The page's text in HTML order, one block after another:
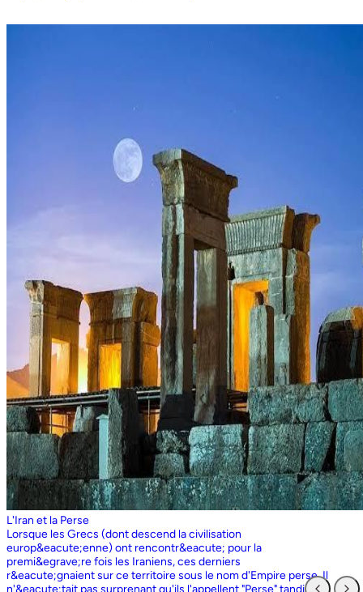
L'Iran et la Perse
Lorsque les Grecs (dont descend la civilisation europ&eacute;enne) ont rencontr&eacute; pour la premi&egrave;re fois les Iraniens, ces derniers r&eacute;gnaient sur ce territoire sous le nom d'Empire perse. Il n'&eacute;tait pas surprenant qu'ils l'appellent "Perse" tandis que les Perses, qui sont entr&eacute;s en contact pour la premi&egrave;re fois avec les Grecs ioniens, appelaient l'ensemble du territoire grec "Ionie". Aujourd'hui encore, les Iraniens utilisent le nom d'Ionie pour d&eacute;signer la Gr&egrave;ce (Yunan). La Perse ne faisait partie de l'Iran que dans la mesure o&ugrave; les Perses constituaient une partie du peuple iranien. Pourtant, elle avait parfois un sens encore plus large que l'Iran, car ce que l'on appelait historiquement la Perse ou l'empire perse comprenait non seulement un territoire beaucoup plus vaste que l'Iran actuel, mais aussi des pays et des peuples non iraniens comme l'&Eacute;gypte. "Perse" est rest&eacute; le terme europ&eacute;en pour l'Iran jusqu'en 1935, date &agrave; laquelle le gouvernement iranien a insist&eacute; pour que tous les pays appellent officiellement le pays par ce dernier nom. Mais le terme "Perse" a surv&eacute;cu et, encore aujourd'hui, pour de nombreux Occidentaux, la "Perse" a une connotation historique et culturelle beaucoup plus large que celle v&eacute;hicul&eacute;e par le terme "Iran", qu'ils confondaient parfois avec l'Irak. Beaucoup ne savent plus que l'Iran et la Perse sont la m&ecirc;me chose, pensant que l'Iran est aussi un pays arabe ! L'Iran actuel fait partie du plateau iranien, beaucoup plus vaste, dont l'ensemble a parfois fait partie de l'empire perse. Le pays est vaste, plus grand que le Royaume-Uni, la France, l'Espagne et l'Allemagne r&eacute;unis. Il est accident&eacute; et aride et, &agrave; l'exception de deux r&eacute;gions de plaine, il est constitu&eacute; de montagnes et de d&eacute;serts. Il y a deux grandes rang&eacute;es de montagnes, l'Alborz au nord, qui s'&eacute;tend du Caucase au nord-ouest jusqu'au Khorasan &agrave; l'est, et le Zagros, qui s'&eacute;tend de l'ouest au sud-est. Les grands d&eacute;serts, Dasht-e-Kavir et Dasht-e-Lut, tous deux situ&eacute;s &agrave; l'est, sont pratiquement inhabitables. Les deux r&eacute;gions de plaine sont le littoral de la mer Caspienne, qui se trouve au-dessous du niveau de la mer, a un climat subtropical et est couvert de for&ecirc;ts tropicales, et la plaine du Khuzestan au sud-ouest, qui est une continuation des terres fertiles de la M&eacute;sopotamie et est arros&eacute;e par le seul grand fleuve d'Iran, le Karun. Ainsi, la terre est abondante mais l'eau est rare, contrairement &agrave; un pays comme la Hollande o&ugrave; la terre est rare mais l'eau abondante. La raret&eacute; de l'eau a jou&eacute; un r&ocirc;le majeur non seulement en influen&ccedil;ant la nature et les syst&egrave;mes de l'agriculture iranienne, mais aussi un certain nombre de facteurs sociologiques cl&eacute;s, y compris la cause et la nature des &Eacute;tats iraniens. L'&eacute;tendue des montagnes et du d&eacute;sert a naturellement divis&eacute; la population iranienne en groupes relativement isol&eacute;s. Mais l'aridit&eacute; a jou&eacute; un r&ocirc;le encore plus important &agrave; cet &eacute;gard, et ce au niveau des plus petites unit&eacute;s sociales. Dans la majeure partie du pays, l'agriculture et l'&eacute;levage du b&eacute;tail n'&eacute;taient possibles que l&agrave; o&ugrave; l'eau de pluie naturelle, un petit ruisseau, un canal d'eau souterrain, appel&eacute; Qanat, ou une combinaison de ces &eacute;l&eacute;ments fournissait l'approvisionnement minimal n&eacute;cessaire en eau. Le Qanat ou Kariz est un d&eacute;veloppement ing&eacute;nieux des temps anciens, qui remonte &agrave; bien avant la fondation de l'empire perse. &Agrave; partir d'une nappe phr&eacute;atique existante dans les hautes terres, un tunnel est creus&eacute; sous le sol, en pente descendante vers les basses terres (pr&egrave;s des fermes environnantes) o&ugrave; il remonte &agrave; la surface. L'eau qui s'&eacute;coule de la source par gravit&eacute; est ensuite distribu&eacute;e par d'&eacute;troits canaux l&agrave; o&ugrave; elle est n&eacute;cessaire pour l'irrigation et d'autres usages. Le peuple iranien &Agrave; l'origine, les Iraniens &eacute;taient plus une ethnie qu'une nation et les perses se comptaient comme un groupe parmi un bon nombre des Iraniens. A part le pays qui s'appelle aujourd'hui l'Iran, l'Afghanistan et le Tadjikistan appartiennent &eacute;galement &agrave; un territoire iranien plus large dans leurs concepts historiques et culturels. En plus la domaine culturelle iranienne d&eacute;passe encore plus loin que la fronti&egrave;re de l&rsquo;ensemble de ces trois pays et s'&eacute;tendant jusqu&rsquo;au cot&eacute; nordique de l'Inde, l'Ouzb&eacute;kistan, le Turkm&eacute;nistan, le Caucase et l'Anatolie : Aujourd&rsquo;hui , c&rsquo;est ce que l&rsquo;on appelle &lsquo;&rsquo; Monde Persan&rsquo;&rsquo; La langue persane est une des langues iraniennes, alors qu&rsquo;il en existe d'autres vari&eacute;t&eacute;s dont le kurde et le pashto. En Iran, certaines langues locales sont encore parl&eacute;es en tant que des langues vivantes tandis que d&rsquo;autre langues r&eacute;gionales que l&rsquo;iranienne sont &eacute;galement parl&eacute;s en Iran tels que le turc et l&rsquo;arabe. En plus, d'autres formats de la langue persane sont parl&eacute;es en Afghanistan et au Tadjikistan, si bien que les r&eacute;sidents dans ces trois pays arrivent &agrave; se comprendre lors de la conversation et de la communication litt&eacute;raire. Egalement d'autres dialectes persans sont parl&eacute;s en Iran. A vraie dire , n&rsquo;importe quel argument &agrave; propos de l&rsquo;histoire de l&rsquo;Iran, de son &eacute;conomie et de sa politique ne serait pas raisonnable sauf qu&rsquo;on puisse tenir en compte les nomades qui ont &eacute;tabli leurs royaume &agrave; partir de l&rsquo;&eacute;poque des Perses au Qajars qui r&eacute;gnaient jusuq&rsquo;aux20&egrave;me si&egrave;cle. Suit &agrave; la recherches des p&acirc;turages encore plus verts et des sols fertils, diff&eacute;rents &eacute;thnies comme le turques, sont partis vers les r&eacute;gions au nord, nord-est et l&rsquo;est de la Perse . Apr&egrave;s avoir s&rsquo;h&eacute;berger , ils fallait qu&rsquo;ils se pr&eacute;par&egrave;rent pour faire face aux &eacute;nemies etrang&egrave;res . La s&egrave;cheresse, l&rsquo;aridit&eacute; et la densit&eacute; de la population dan leurs propres r&eacute;gions fut la cause de l&rsquo;immigration vers la Perse. D&rsquo;autre part la manqu&eacute; de la pluie et l&rsquo;aridit&eacute; en Iran causait la miragartion des gens vers des r&eacute;gions plus verts : ils se d&eacute;pla&ccedil;aient tous les ann&eacute;es, pour aller vers les r&eacute;gions o&ugrave; il faisait agr&eacute;able pendant l&rsquo;hiver et des r&eacute;gions o&ugrave; le climat faisait moins chaud au cours de l&rsquo;&eacute;t&eacute;. En comparaison avec les les s&eacute;dentaires, les nomades ont des puissances militaires et ils sont plus dynamiques, et plus nombreux que les villageoises qu'ils attaquaient. Ces particularit&eacute;s permettent &agrave; une tribu ou &agrave; un ensemble de tribus de faire diriger les autres vers la formation d&rsquo;un &eacute;tat central : Ensuite il faisait les n&eacute;cessaires pour collecter directement ou via un moyen indirect, la totalit&eacute; des produits agricoles exc&eacute;dentaires pour fournir les affaires financi&egrave;res. Ainsi il devient un &eacute;tat central et capable &agrave; taille de contr&ocirc;ler, d'administrer et de d&eacute;fendre ses vastes territoires. La plupart des souverains iraniens se d&eacute;pla&ccedil;aient la plupart du temps et cette caract&eacute;ristique est racin&eacute; dans leurs origines et leurs esprits. Par exemple les Ach&eacute;m&eacute;nides dirigeaient leurs trois capitales et se d&eacute;pla&ccedil;aient entre : Suse, Pers&eacute;polis et Ecbatane et parfois quatre si on fait inclure la Babylon. D&egrave;s le d&eacute;but ; tous les gouvernements iraniens jusqu&rsquo;au 20&egrave;me si&egrave;cle, on &eacute;t&eacute; fond&eacute;s par des tribus nomades et apr&egrave;s avoir &ecirc;tre uni au sein du gouvernement , il fallait se pr&eacute;parer pour faire face aux d&eacute;fis comme l&rsquo;invasion des nomades dans le pays et ceux qui pourraient attaquer depuis des terres au-del&agrave; des fronti&egrave;res. D'une mani&egrave;re historique, l'Iran a &eacute;t&eacute; le carrefour entre l'Asie et l'Europe, l'Est et l'Ouest. Les personnes, les biens ainsi que les croyances, les normes et produits culturels y sont pass&eacute;s, g&eacute;n&eacute;ralement d'est en ouest, mais pas toujours. L'influence orientale &eacute;tait telle que beaucoup des anciens mythes et l&eacute;gendes iraniens provenaient des terres orientales de l'Iran, bien que l'islam et les Arabes soient venus de la direction oppos&eacute;e. Cette situation g&eacute;ographique particuli&egrave;re a donn&eacute; lieu &agrave; ce que l'on peut appeler &laquo; l'effet carrefour &raquo;, &agrave; la fois d&eacute;stabilisant et enrichissant le pays ; rendant ses habitants hospitaliers et amicaux envers les &eacute;trangers et aussi tr&egrave;s conscients de leur particularit&eacute;. L'une des cons&eacute;quences de l'effet de carrefour est le fait que l'Iran est maintenant peupl&eacute; d&rsquo;une vari&eacute;t&eacute; de communaut&eacute;s ethniques et linguistiques incluant ceux dont la langue maternelle est le persan, ainsi que les Kurdes, les Turcs, les Arabes, les Baloutches, etc. On rencontre les Turcophones dans la r&eacute;gion Nord-ouest de l'Azerba&iuml;djan, aujourd'hui divis&eacute;e en plusieurs provinces, &agrave; la fronti&egrave;re de la Turquie et du Caucase. D'autres peuples turcophones, comme les Turkm&egrave;nes du Centre-nord-est et les tribus turcophones comm